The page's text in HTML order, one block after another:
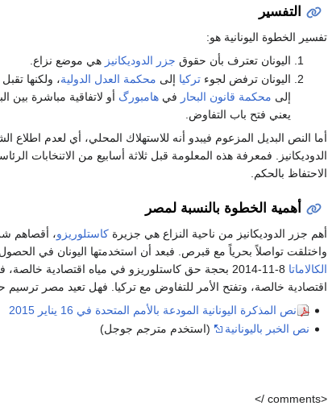
التفسير
تفسير الخطوة اليونانية هو:
اليونان تعترف بأن حقوق جزر الدوديكانيز هي موضع نزاع.
اليونان ترفض لجوء تركيا إلى محكمة العدل الدولية، ولكنها تقبل
إلى محكمة قانون البحار في هامبورگ أو لاتفاقية مباشرة بين
يعني فتح باب التفاوض.
أما النص البديل المزعوم فيبدو أنه للاستهلاك المحلي، أي لعدم
الدوديكانيز. فمعرفة هذه المعلومة قبل ثلاثة أسابيع من الاتنخابات
الاحتفاظ بالحكم.
أهمية الخطوة بالنسبة لمصر
أهم جزر الدوديكانيز من ناحية النزاع هي جزيرة كاستلوريزو، أقصاهم
واختلقت تواصلاً بحرياً مع قبرص. فبعد أن استخدمتها اليونان في
الكالاماتا
8-11-2014 بحجة حق كاستلوريزو في مياه اقتصادية
اقتصادية خالصة، وتفتح الأمر للتفاوض مع تركيا. فهل تعيد مصر ترسيم
نص المذكرة اليونانية المودعة بالأمم المتحدة في 16 يناير 2015
نص الخبر باليونانية
(استخدم مترجم جوجل)
<comments />